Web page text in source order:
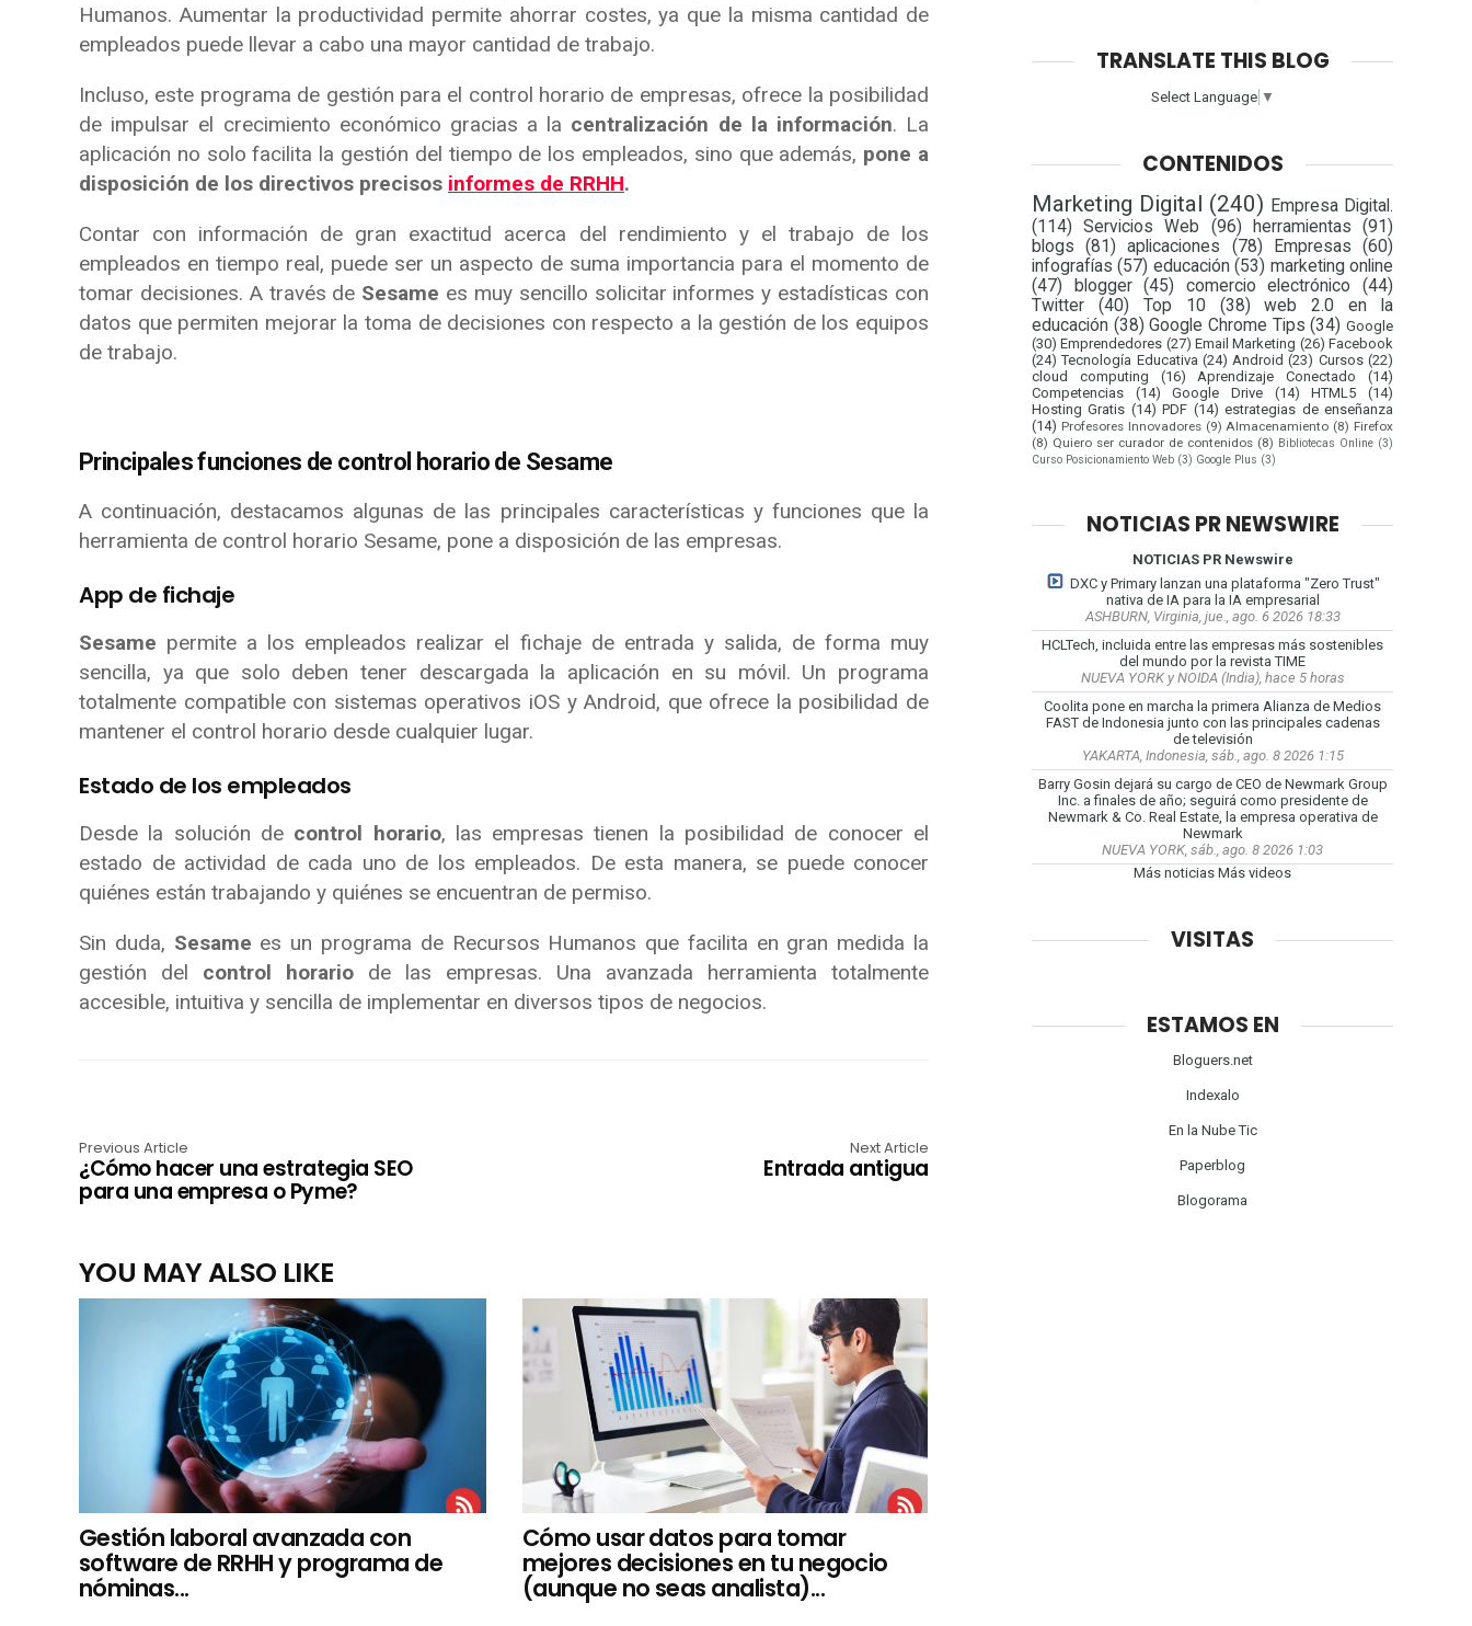
Humanos. Aumentar la productividad permite ahorrar costes, ya que la misma cantidad de
empleados puede llevar a cabo una mayor cantidad de trabajo.
Incluso, este programa de gestión para el control horario de empresas, ofrece la posibilidad
de impulsar el crecimiento económico gracias a la centralización de la información. La
aplicación no solo facilita la gestión del tiempo de los empleados, sino que además, pone a
disposición de los directivos precisos informes de RRHH.
Contar con información de gran exactitud acerca del rendimiento y el trabajo de los
empleados en tiempo real, puede ser un aspecto de suma importancia para el momento de
tomar decisiones. A través de Sesame es muy sencillo solicitar informes y estadísticas con
datos que permiten mejorar la toma de decisiones con respecto a la gestión de los equipos
de trabajo.
Principales funciones de control horario de Sesame
A continuación, destacamos algunas de las principales características y funciones que la
herramienta de control horario Sesame, pone a disposición de las empresas.
App de fichaje
Sesame permite a los empleados realizar el fichaje de entrada y salida, de forma muy
sencilla, ya que solo deben tener descargada la aplicación en su móvil. Un programa
totalmente compatible con sistemas operativos iOS y Android, que ofrece la posibilidad de
mantener el control horario desde cualquier lugar.
Estado de los empleados
Desde la solución de control horario, las empresas tienen la posibilidad de conocer el
estado de actividad de cada uno de los empleados. De esta manera, se puede conocer
quiénes están trabajando y quiénes se encuentran de permiso.
Sin duda, Sesame es un programa de Recursos Humanos que facilita en gran medida la
gestión del control horario de las empresas. Una avanzada herramienta totalmente
accesible, intuitiva y sencilla de implementar en diversos tipos de negocios.
Previous Article
¿Cómo hacer una estrategia SEO
para una empresa o Pyme?
Next Article
Entrada antigua
YOU MAY ALSO LIKE
Gestión laboral avanzada con
software de RRHH y programa de
nóminas...
Cómo usar datos para tomar
mejores decisiones en tu negocio
(aunque no seas analista)...
TRANSLATE THIS BLOG
Select Language ▼
CONTENIDOS
Marketing Digital (240) Empresa Digital.
(114)
Servicios Web (96) herramientas
(91)
blogs
(81) aplicaciones (78) Empresas
(60)
infografías (57) educación (53) marketing online
(47)
blogger (45) comercio electrónico
(44)
Twitter
(40) Top 10 (38)
web 2.0 en la
educación (38) Google Chrome Tips (34) Google
(30) Emprendedores (27) Email Marketing (26) Facebook
(24) Tecnología Educativa (24) Android (23) Cursos (22)
cloud computing
(16) Aprendizaje Conectado
(14)
Competencias
(14) Google Drive (14) HTML5
(14)
Hosting Gratis (14) PDF (14) estrategias de enseñanza
(14) Profesores Innovadores (9) Almacenamiento (8) Firefox
(8) Quiero ser curador de contenidos (8) Bibliotecas Online (3)
Curso Posicionamiento Web (3) Google Plus (3)
NOTICIAS PR NEWSWIRE
NOTICIAS PR Newswire
DXC y Primary lanzan una plataforma "Zero Trust"
nativa de IA para la IA empresarial
ASHBURN, Virginia, jue., ago. 6 2026 18:33
HCLTech, incluida entre las empresas más sostenibles
del mundo por la revista TIME
NUEVA YORK y NOIDA (India), hace 5 horas
Coolita pone en marcha la primera Alianza de Medios
FAST de Indonesia junto con las principales cadenas
de televisión
YAKARTA, Indonesia, sáb., ago. 8 2026 1:15
Barry Gosin dejará su cargo de CEO de Newmark Group
Inc. a finales de año; seguirá como presidente de
Newmark & Co. Real Estate, la empresa operativa de
Newmark
NUEVA YORK, sáb., ago. 8 2026 1:03
Más noticias Más videos
VISITAS
ESTAMOS EN
Bloguers.net
Indexalo
En la Nube Tic
Paperblog
Blogorama